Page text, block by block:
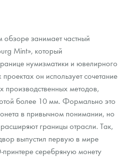
занимает частный
Mint», который
нумизматики и ювелирного
проектах он использует сочетание
производственных методов,
более 10 мм. Формально это
в привычном понимании, но
границы отрасли. Так,
выпустил первую в мире
принтере серебряную монету